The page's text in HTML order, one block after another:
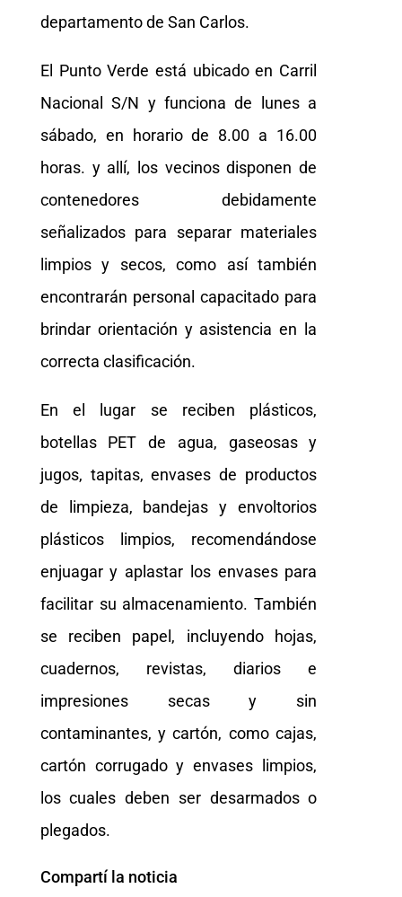
departamento de San Carlos.
El Punto Verde está ubicado en Carril
Nacional S/N y funciona de lunes a
sábado, en horario de 8.00 a 16.00
horas. y allí, los vecinos disponen de
contenedores debidamente
señalizados para separar materiales
limpios y secos, como así también
encontrarán personal capacitado para
brindar orientación y asistencia en la
correcta clasificación.
En el lugar se reciben plásticos,
botellas PET de agua, gaseosas y
jugos, tapitas, envases de productos
de limpieza, bandejas y envoltorios
plásticos limpios, recomendándose
enjuagar y aplastar los envases para
facilitar su almacenamiento. También
se reciben papel, incluyendo hojas,
cuadernos, revistas, diarios e
impresiones secas y sin
contaminantes, y cartón, como cajas,
cartón corrugado y envases limpios,
los cuales deben ser desarmados o
plegados.
Compartí la noticia